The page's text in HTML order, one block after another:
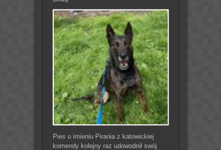
Pies o imieniu Pirania z katowickiej
komendy kolejny raz udowodnił swój